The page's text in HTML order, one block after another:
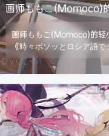
画师ももこ(Momoco)
说里话共13卷轻小说插
画师ももこ(Momoco)的轻
《時々ボソッとロシア語で
る隣のアーリャさん(不时
小声说真心话的邻桌艾莉同
不时轻声地以俄语遮羞的邻
莉同学)》1~11+4.5+里话共
轻小说插图包，黑白图居多